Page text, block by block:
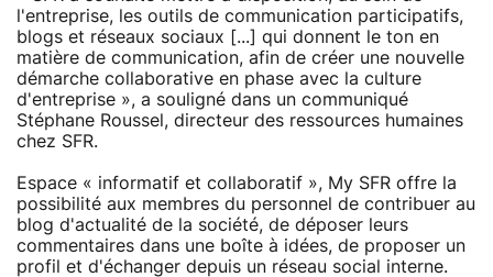
l'entreprise, les outils de communication participatifs,
blogs et réseaux sociaux [...] qui donnent le ton en
matière de communication, afin de créer une nouvelle
démarche collaborative en phase avec la culture
d'entreprise », a souligné dans un communiqué
Stéphane Roussel, directeur des ressources humaines
chez SFR.
Espace « informatif et collaboratif », My SFR offre la
possibilité aux membres du personnel de contribuer au
blog d'actualité de la société, de déposer leurs
commentaires dans une boîte à idées, de proposer un
profil et d'échanger depuis un réseau social interne.